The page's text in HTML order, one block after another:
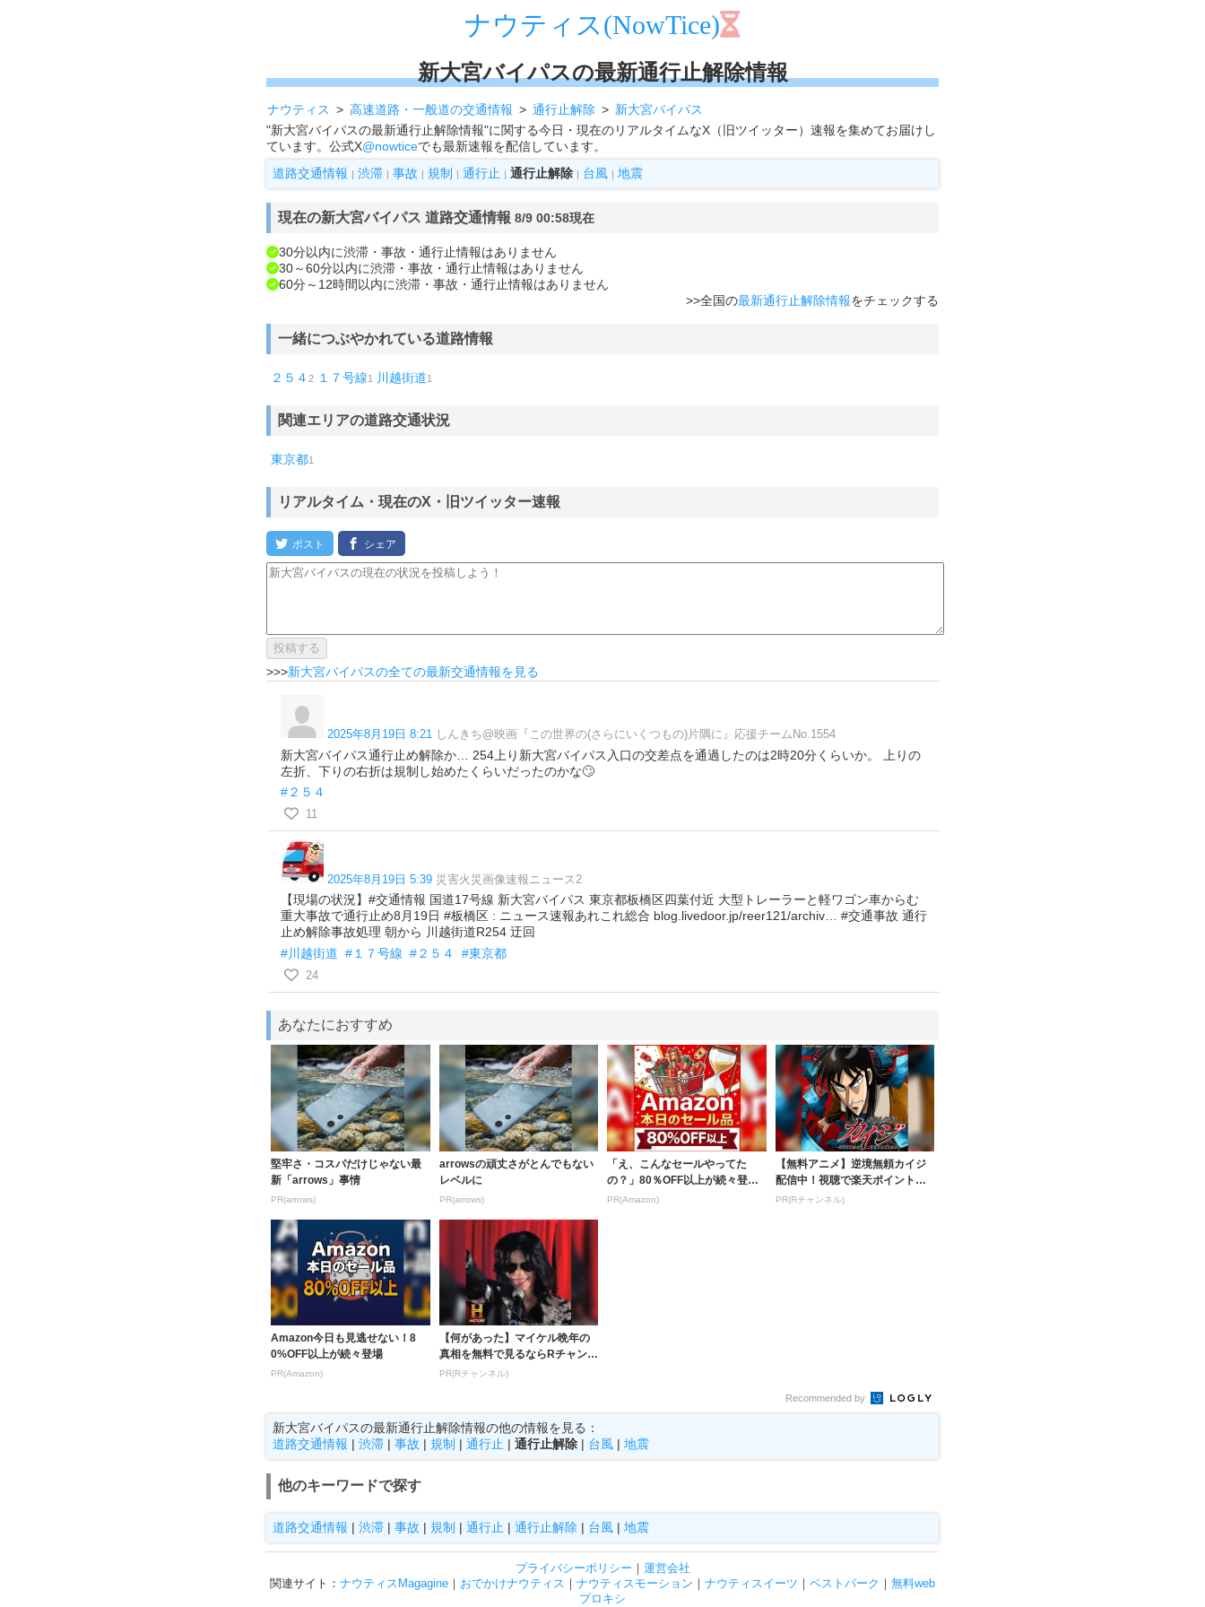
ナウティス(NowTice)
新大宮バイパスの最新通行止解除情報
ナウティス 高速道路・一般道の交通情報 通行止解除
新大宮バイパス
"新大宮バイパスの最新通行止解除情報"に関する今日・現在のリアルタイムなX（旧ツイッター）速報を集めてお届けし
ています。公式X@nowticeでも最新速報を配信しています。
道路交通情報
渋滞 事故 規制 通行止 通行止解除 台風 地震
現在の新大宮バイパス 道路交通情報 8/9 00:58現在
30分以内に渋滞・事故・通行止情報はありません
30～60分以内に渋滞・事故・通行止情報はありません
60分～12時間以内に渋滞・事故・通行止情報はありません
>>全国の最新通行止解除情報をチェックする
一緒につぶやかれている道路情報
２５４ 2 １７号線1 川越街道1
関連エリアの道路交通状況
東京都1
リアルタイム・現在のX・旧ツイッター速報
>>>新大宮バイパスの全ての最新交通情報を見る
2025年8月19日 8:21 しんきち@映画『この世界の(さらにいくつもの)片隅に』応援チームNo.1554
新大宮バイパス通行止め解除か… 254上り新大宮バイパス入口の交差点を通過したのは2時20分くらいか。 上りの
左折、下りの右折は規制し始めたくらいだったのかな🙄
#２５４
11
2025年8月19日 5:39 災害火災画像速報ニュース2
【現場の状況】#交通情報 国道17号線 新大宮バイパス 東京都板橋区四葉付近 大型トレーラーと軽ワゴン車からむ
重大事故で通行止め8月19日 #板橋区 : ニュース速報あれこれ総合 blog.livedoor.jp/reer121/archiv… #交通事故 通行
止め解除事故処理 朝から 川越街道R254 迂回
#川越街道 #１７号線 #２５４ #東京都
24
あなたにおすすめ
堅牢さ・コスパだけじゃない最
新「arrows」事情
PR(arrows)
arrowsの頑丈さがとんでもない
レベルに
PR(arrows)
「え、こんなセールやってた
の？」80％OFF以上が続々登
場！Amazonの本気が...
PR(Amazon)
【無料アニメ】逆境無頼カイジ
配信中！視聴で楽天ポイント貯
まる
PR(Rチャンネル)
Amazon今日も見逃せない！8
0%OFF以上が続々登場
PR(Amazon)
【何があった】マイケル晩年の
真相を無料で見るならRチャンネ
ル
PR(Rチャンネル)
Recommended by
新大宮バイパスの最新通行止解除情報の他の情報を見る：
道路交通情報 | 渋滞 | 事故 | 規制 | 通行止 | 通行止解除 | 台風 | 地震
他のキーワードで探す
道路交通情報 | 渋滞 | 事故 | 規制 | 通行止 | 通行止解除 | 台風 | 地震
プライバシーポリシー ｜ 運営会社
関連サイト： ナウティスMagagine ｜ おでかけナウティス ｜ ナウティスモーション ｜ ナウティスイーツ ｜ ベストパーク ｜ 無料web
プロキシ